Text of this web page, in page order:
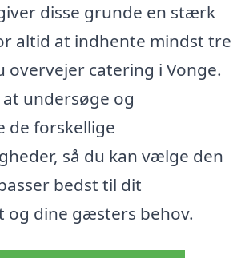
disse grunde en stærk
altid at indhente mindst tre
overvejer catering i Vonge.
undersøge og
de forskellige
så du kan vælge den
bedst til dit
og dine gæsters behov.